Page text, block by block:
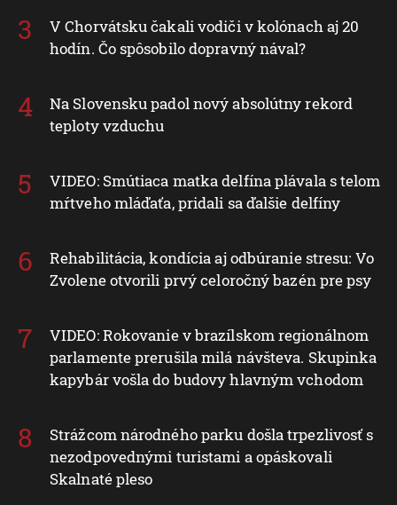
V Chorvátsku čakali vodiči v kolónach aj 20
hodín. Čo spôsobilo dopravný nával?
Na Slovensku padol nový absolútny rekord
teploty vzduchu
VIDEO: Smútiaca matka delfína plávala s telom
mŕtveho mláďaťa, pridali sa ďalšie delfíny
Rehabilitácia, kondícia aj odbúranie stresu: Vo
Zvolene otvorili prvý celoročný bazén pre psy
VIDEO: Rokovanie v brazílskom regionálnom
parlamente prerušila milá návšteva. Skupinka
kapybár vošla do budovy hlavným vchodom
Strážcom národného parku došla trpezlivosť s
nezodpovednými turistami a opáskovali
Skalnaté pleso